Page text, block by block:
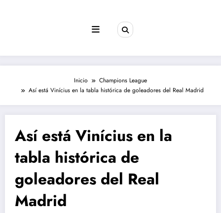
Inicio
Champions League
Así está Vinícius en la tabla histórica de goleadores del Real Madrid
Así está Vinícius en la
tabla histórica de
goleadores del Real
Madrid